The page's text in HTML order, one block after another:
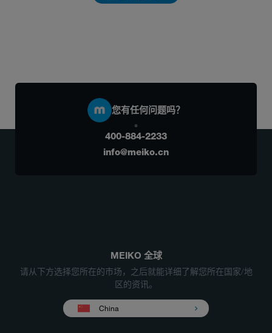
您有任何问题吗？
400-884-2233
info@meiko.cn
MEIKO 全球
请从下方选择您所在的市场，之后就能详细了解您所在国家/地
区的资讯。
China